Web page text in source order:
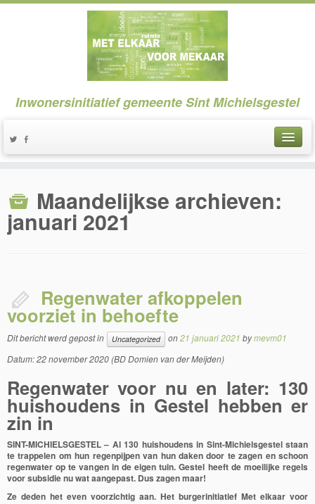
Inwonersinitiatief gemeente Sint Michielsgestel
Maandelijkse archieven:
januari 2021
Regenwater afkoppelen
voorziet in behoefte
Dit bericht werd gepost in Uncategorized on21 januari 2021 bymevm01
Datum: 22 november 2020 (BD Domien van der Meijden)
Regenwater voor nu en later: 130
huishoudens in Gestel hebben er
zin in
SINT-MICHIELSGESTEL – Al 130 huishoudens in Sint-Michielsgestel staan
te trappelen om hun regenpijpen van hun daken door te zagen en schoon
regenwater op te vangen in de eigen tuin. Gestel heeft de moeilijke regels
voor subsidie nu wat aangepast. Dus zagen maar!
Ze deden het even voorzichtig aan. Het burgerinitiatief Met elkaar voor